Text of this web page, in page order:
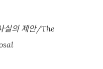
실의 제안/The